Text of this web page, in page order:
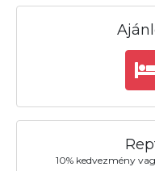
10% kedvezmény